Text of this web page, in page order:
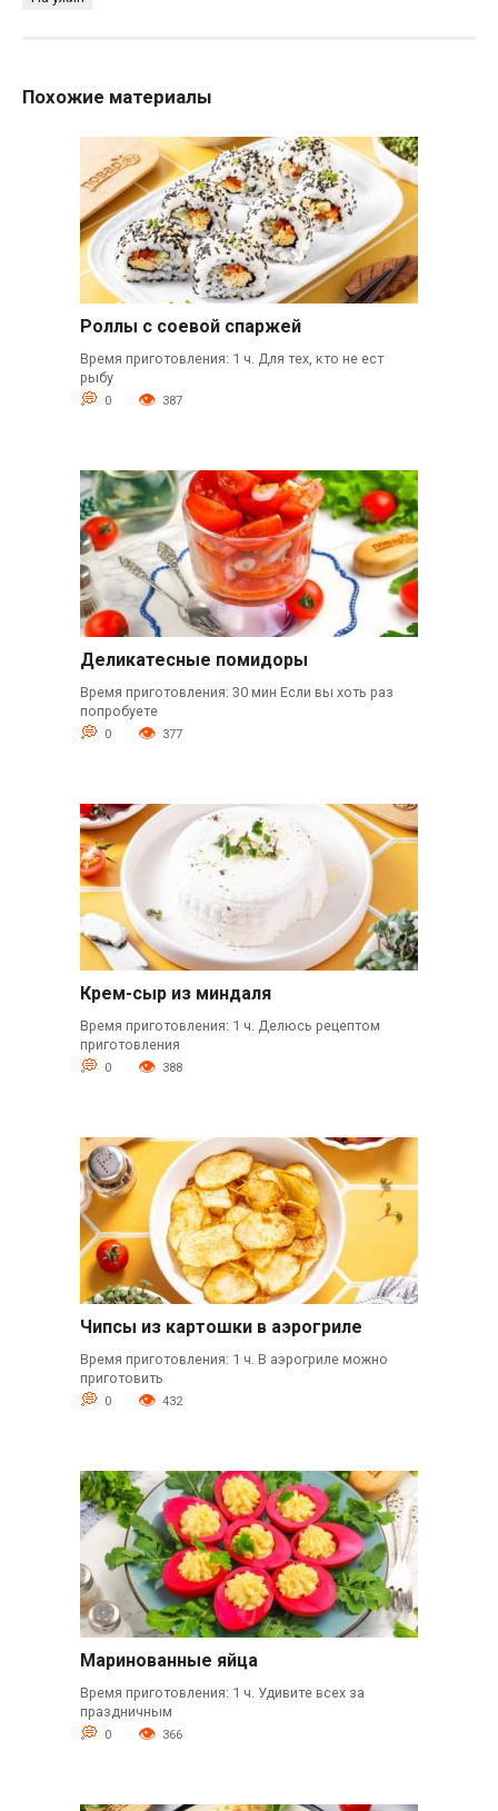
Похожие материалы
Роллы с соевой спаржей
Время приготовления: 1 ч. Для тех, кто не ест
рыбу
0 387
Деликатесные помидоры
Время приготовления: 30 мин Если вы хоть раз
попробуете
0 377
Крем-сыр из миндаля
Время приготовления: 1 ч. Делюсь рецептом
приготовления
0 388
Чипсы из картошки в аэрогриле
Время приготовления: 1 ч. В аэрогриле можно
приготовить
0 432
Маринованные яйца
Время приготовления: 1 ч. Удивите всех за
праздничным
0 366